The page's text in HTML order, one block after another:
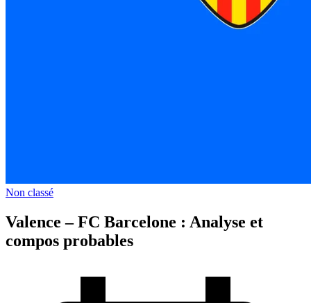
Non classé
Valence – FC Barcelone : Analyse et
compos probables